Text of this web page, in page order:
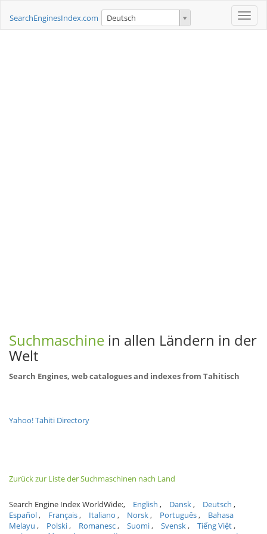
Toggle
SearchEnginesIndex.com Deutsch
Suchmaschine in allen Ländern in der
Welt
Search Engines, web catalogues and indexes from Tahitisch
Yahoo! Tahiti Directory
Zurück zur Liste der Suchmaschinen nach Land
Search Engine Index WorldWide: English Dansk
Deutsch
Español
Français Italiano Norsk Português
Bahasa
Melayu
Polski Romanesc Suomi Svensk
Tiếng Việt